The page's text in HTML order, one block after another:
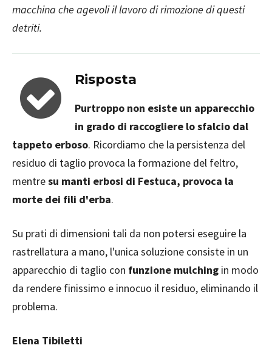
macchina che agevoli il lavoro di rimozione di questi
detriti.
Risposta
Purtroppo non esiste un apparecchio
in grado di raccogliere lo sfalcio dal
tappeto erboso. Ricordiamo che la persistenza del
residuo di taglio provoca la formazione del feltro,
mentresu manti erbosi di Festuca, provoca la
morte dei fili d'erba.
Su prati di dimensioni tali da non potersi eseguire la
rastrellatura a mano, l'unica soluzione consiste in un
apparecchio di taglio con funzione mulching in modo
da rendere finissimo e innocuo il residuo, eliminando il
problema.
Elena Tibiletti